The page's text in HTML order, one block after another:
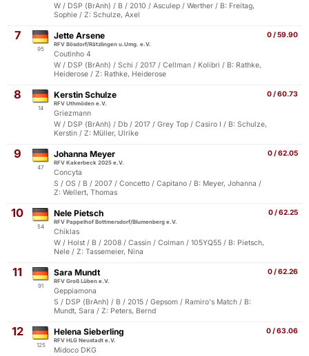
W / DSP (BrAnh) / B / 2010 / Asculep / Werther / B: Freitag,
Sophie / Z: Schulze, Axel
7
95
0 / 59.90
Jette Arsene
RFV Bösdorf/Rätzlingen u.Umg. e.V.
Coutinho 4
W / DSP (BrAnh) / Schi / 2017 / Cellman / Kolibri / B: Rathke,
Heiderose / Z: Rathke, Heiderose
8
14
0 / 60.73
Kerstin Schulze
RFV Uthmöden e.V.
Griezmann
W / DSP (BrAnh) / Db / 2017 / Grey Top / Casiro I / B: Schulze,
Kerstin / Z: Müller, Ulrike
9
47
0 / 62.05
Johanna Meyer
RFV Kakerbeck 2025 e.V.
Concyta
S / OS / B / 2007 / Concetto / Capitano / B: Meyer, Johanna /
Z: Wellert, Thomas
10
54
0 / 62.25
Nele Pietsch
RFV Pappelhof Bottmersdorf/Blumenberg e.V.
Chiklas
W / Holst / B / 2008 / Cassin / Colman / 105YQ55 / B: Pietsch,
Nele / Z: Tassemeier, Nina
11
91
0 / 62.26
Sara Mundt
RFV Groß Lüben e.V.
Geppiamona
S / DSP (BrAnh) / B / 2015 / Gepsom / Ramiro's Match / B:
Mundt, Sara / Z: Peters, Bernd
12
125
0 / 63.06
Helena Sieberling
RFV HLG Neustadt e.V.
Midoco DKG